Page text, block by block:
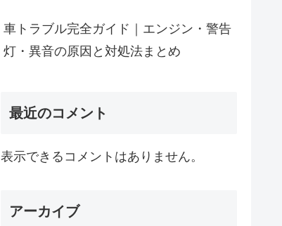
車トラブル完全ガイド｜エンジン・警告
灯・異音の原因と対処法まとめ
最近のコメント
表示できるコメントはありません。
アーカイブ